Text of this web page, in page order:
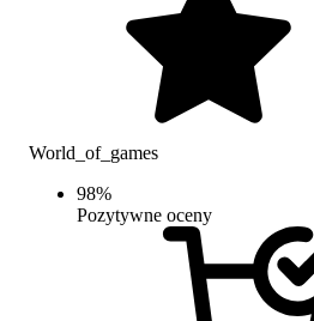
World_of_games
98%
Pozytywne oceny